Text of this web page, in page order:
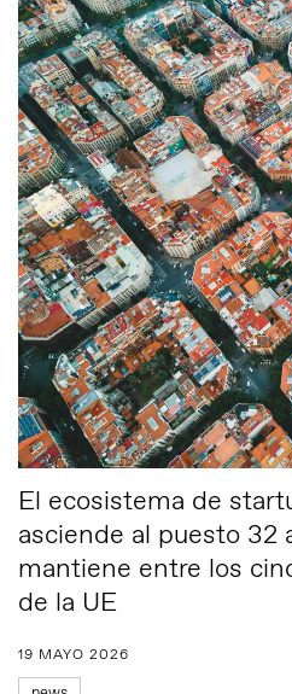
El ecosistema de
asciende al puesto 32
mantiene entre los
de la UE
19 MAYO 2026